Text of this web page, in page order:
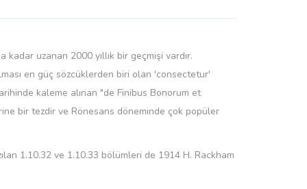
uzanan 2000 yıllık bir geçmişi vardır.
en güç sözcüklerden biri olan 'consectetur'
kaleme alınan "de Finibus Bonorum et
bir tezdir ve Rönesans döneminde çok popüler
1.10.32 ve 1.10.33 bölümleri de 1914 H. Rackham